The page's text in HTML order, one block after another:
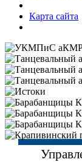
Карта сайта